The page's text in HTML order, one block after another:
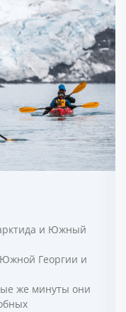
и Южный
Георгии и
же минуты они